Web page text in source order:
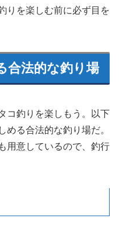
りを楽しむ前に必ず目を
合法的な釣り場
コ釣りを楽しもう。以下
める合法的な釣り場だ。
用意しているので、釣行